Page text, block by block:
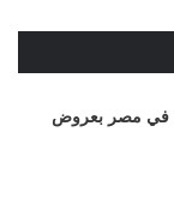
بمرور 3 سنوات في مصر بعروض